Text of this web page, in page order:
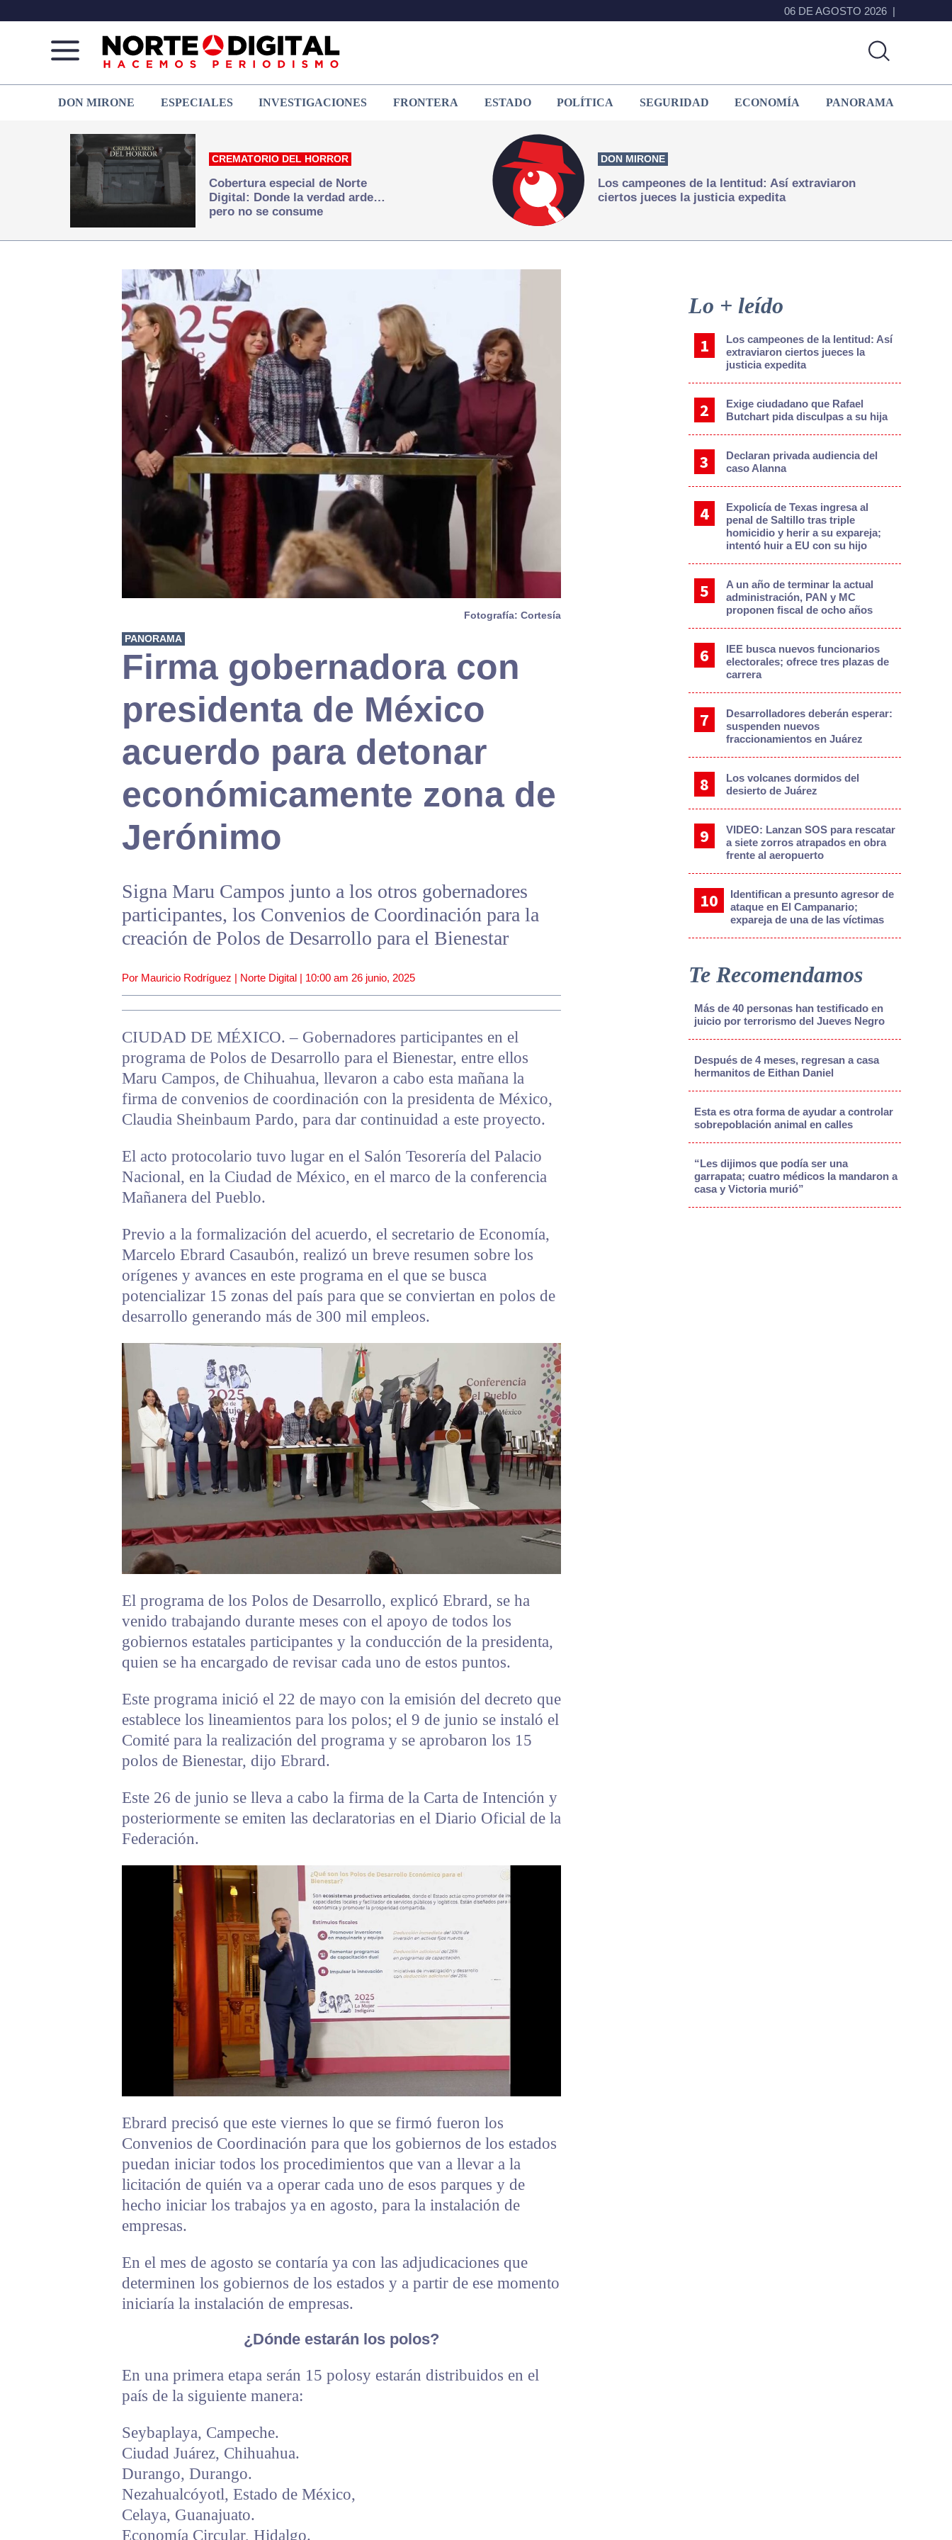
06 DE AGOSTO 2026
de
Juárez
que
hacemos periodismo
DON MIRONE ESPECIALES INVESTIGACIONES FRONTERA ESTADO POLÍTICA SEGURIDAD ECONOMÍA PANORAMA
CREMATORIO DEL HORROR
Cobertura especial de Norte
Digital: Donde la verdad arde…
pero no se consume
DON MIRONE
Los campeones de la lentitud: Así extraviaron
ciertos jueces la justicia expedita
Fotografía: Cortesía
PANORAMA
Firma gobernadora con
presidenta de México
acuerdo para detonar
económicamente zona de
Jerónimo
Signa Maru Campos junto a los otros gobernadores
participantes, los Convenios de Coordinación para la
creación de Polos de Desarrollo para el Bienestar
Por Mauricio Rodríguez | Norte Digital | 10:00 am 26 junio, 2025
CIUDAD DE MÉXICO. – Gobernadores participantes en el
programa de Polos de Desarrollo para el Bienestar, entre ellos
Maru Campos, de Chihuahua, llevaron a cabo esta mañana la
firma de convenios de coordinación con la presidenta de México,
Claudia Sheinbaum Pardo, para dar continuidad a este proyecto.
El acto protocolario tuvo lugar en el Salón Tesorería del Palacio
Nacional, en la Ciudad de México, en el marco de la conferencia
Mañanera del Pueblo.
Previo a la formalización del acuerdo, el secretario de Economía,
Marcelo Ebrard Casaubón, realizó un breve resumen sobre los
orígenes y avances en este programa en el que se busca
potencializar 15 zonas del país para que se conviertan en polos de
desarrollo generando más de 300 mil empleos.
El programa de los Polos de Desarrollo, explicó Ebrard, se ha
venido trabajando durante meses con el apoyo de todos los
gobiernos estatales participantes y la conducción de la presidenta,
quien se ha encargado de revisar cada uno de estos puntos.
Este programa inició el 22 de mayo con la emisión del decreto que
establece los lineamientos para los polos; el 9 de junio se instaló el
Comité para la realización del programa y se aprobaron los 15
polos de Bienestar, dijo Ebrard.
Este 26 de junio se lleva a cabo la firma de la Carta de Intención y
posteriormente se emiten las declaratorias en el Diario Oficial de la
Federación.
Ebrard precisó que este viernes lo que se firmó fueron los
Convenios de Coordinación para que los gobiernos de los estados
puedan iniciar todos los procedimientos que van a llevar a la
licitación de quién va a operar cada uno de esos parques y de
hecho iniciar los trabajos ya en agosto, para la instalación de
empresas.
En el mes de agosto se contaría ya con las adjudicaciones que
determinen los gobiernos de los estados y a partir de ese momento
iniciaría la instalación de empresas.
¿Dónde estarán los polos?
En una primera etapa serán 15 polosy estarán distribuidos en el
país de la siguiente manera:
Seybaplaya, Campeche.
Ciudad Juárez, Chihuahua.
Durango, Durango.
Nezahualcóyotl, Estado de México,
Celaya, Guanajuato.
Economía Circular, Hidalgo.
Sidebar
Lo + leído
Los campeones de la lentitud: Así
extraviaron ciertos jueces la
justicia expedita
Exige ciudadano que Rafael
Butchart pida disculpas a su hija
Declaran privada audiencia del
caso Alanna
Expolicía de Texas ingresa al
penal de Saltillo tras triple
homicidio y herir a su expareja;
intentó huir a EU con su hijo
A un año de terminar la actual
administración, PAN y MC
proponen fiscal de ocho años
IEE busca nuevos funcionarios
electorales; ofrece tres plazas de
carrera
Desarrolladores deberán esperar:
suspenden nuevos
fraccionamientos en Juárez
Los volcanes dormidos del
desierto de Juárez
VIDEO: Lanzan SOS para rescatar
a siete zorros atrapados en obra
frente al aeropuerto
Identifican a presunto agresor de
ataque en El Campanario;
expareja de una de las víctimas
Te Recomendamos
Más de 40 personas han testificado en
juicio por terrorismo del Jueves Negro
Después de 4 meses, regresan a casa
hermanitos de Eithan Daniel
Esta es otra forma de ayudar a controlar
sobrepoblación animal en calles
“Les dijimos que podía ser una
garrapata; cuatro médicos la mandaron a
casa y Victoria murió”